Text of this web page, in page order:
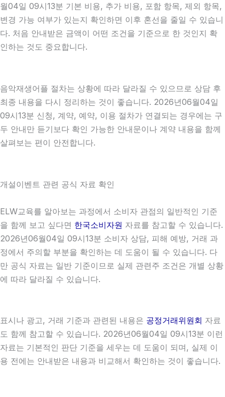
월04일 09시13분 기본 비용, 추가 비용, 포함 항목, 제외 항목,
변경 가능 여부가 있는지 확인하면 이후 혼선을 줄일 수 있습니
다. 처음 안내받은 금액이 어떤 조건을 기준으로 한 것인지 확
인하는 것도 중요합니다.
음악재생어플 절차는 상황에 따라 달라질 수 있으므로 상담 후
최종 내용을 다시 정리하는 것이 좋습니다. 2026년06월04일
09시13분 신청, 계약, 예약, 이용 절차가 연결되는 경우에는 구
두 안내만 듣기보다 확인 가능한 안내문이나 계약 내용을 함께
살펴보는 편이 안전합니다.
개설이벤트 관련 공식 자료 확인
ELW교육를 알아보는 과정에서 소비자 관점의 일반적인 기준
을 함께 보고 싶다면 한국소비자원 자료를 참고할 수 있습니다.
2026년06월04일 09시13분 소비자 상담, 피해 예방, 거래 과
정에서 주의할 부분을 확인하는 데 도움이 될 수 있습니다. 다
만 공식 자료는 일반 기준이므로 실제 관련주 조건은 개별 상황
에 따라 달라질 수 있습니다.
표시나 광고, 거래 기준과 관련된 내용은 공정거래위원회 자료
도 함께 참고할 수 있습니다. 2026년06월04일 09시13분 이런
자료는 기본적인 판단 기준을 세우는 데 도움이 되며, 실제 이
용 전에는 안내받은 내용과 비교해서 확인하는 것이 좋습니다.